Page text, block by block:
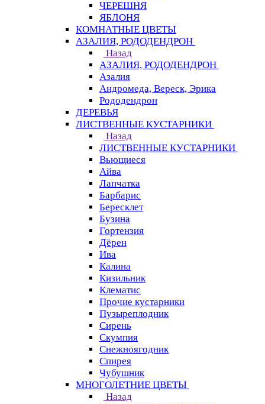
ЧЕРЕШНЯ
ЯБЛОНЯ
КОМНАТНЫЕ ЦВЕТЫ
АЗАЛИЯ, РОДОДЕНДРОН
Назад
АЗАЛИЯ, РОДОДЕНДРОН
Азалия
Андромеда, Вереск, Эрика
Рододендрон
ДЕРЕВЬЯ
ЛИСТВЕННЫЕ КУСТАРНИКИ
Назад
ЛИСТВЕННЫЕ КУСТАРНИКИ
Вьющиеся
Айва
Лапчатка
Барбарис
Бересклет
Бузина
Гортензия
Дёрен
Ива
Калина
Кизильник
Клематис
Прочие кустарники
Пузыреплодник
Сирень
Скумпия
Снежноягодник
Спирея
Чубушник
МНОГОЛЕТНИЕ ЦВЕТЫ
Назад